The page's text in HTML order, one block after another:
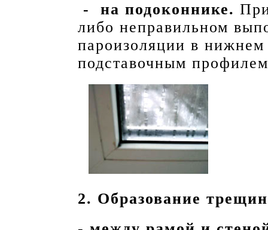
- на подоконнике.
либо неправильном
пароизоляции в
подставочным
2. Образование